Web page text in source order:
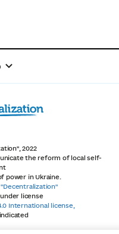
2022
the reform of local self-
power in Ukraine.
"Decentralization"
license
International license,